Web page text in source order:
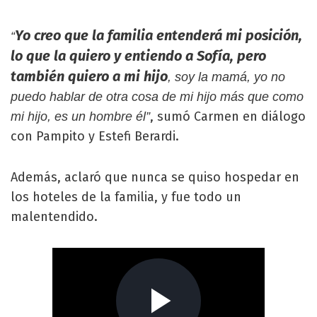
“Yo creo que la familia entenderá mi posición,
lo que la quiero y entiendo a Sofía, pero
también quiero a mi hijo, soy la mamá, yo no
puedo hablar de otra cosa de mi hijo más que como
mi hijo, es un hombre él”, sumó Carmen en diálogo
con Pampito y Estefi Berardi.
Además, aclaró que nunca se quiso hospedar en
los hoteles de la familia, y fue todo un
malentendido.